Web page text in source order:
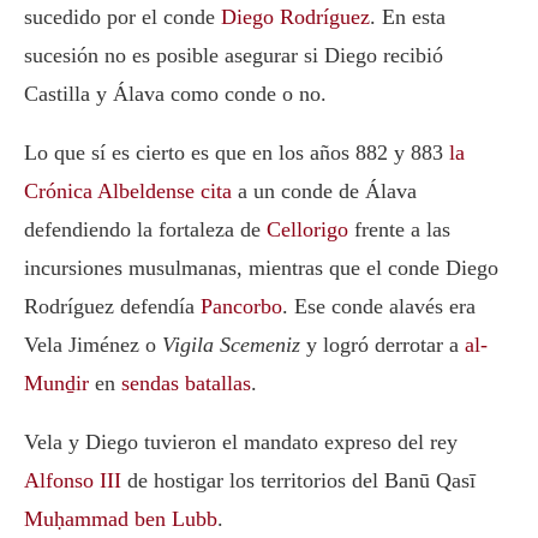
sucedido por el conde Diego Rodríguez. En esta
sucesión no es posible asegurar si Diego recibió
Castilla y Álava como conde o no.
Lo que sí es cierto es que en los años 882 y 883 la
Crónica Albeldense cita a un conde de Álava
defendiendo la fortaleza de Cellorigo frente a las
incursiones musulmanas, mientras que el conde Diego
Rodríguez defendía Pancorbo. Ese conde alavés era
Vela Jiménez o Vigila Scemeniz y logró derrotar a al-
Munḏir en sendas batallas.
Vela y Diego tuvieron el mandato expreso del rey
Alfonso III de hostigar los territorios del Banū Qasī
Muḥammad ben Lubb.